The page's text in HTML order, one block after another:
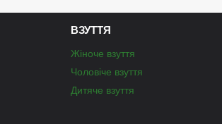
ВЗУТТЯ
Жіноче взуття
Чоловіче взуття
Дитяче взуття